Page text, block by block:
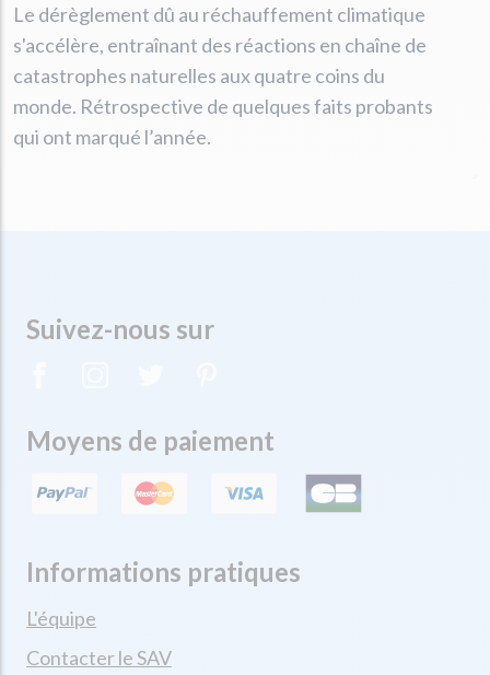
Le dérèglement dû au réchauffement climatique
s'accélère, entraînant des réactions en chaîne de
catastrophes naturelles aux quatre coins du
monde. Rétrospective de quelques faits probants
qui ont marqué l’année.
Suivez-nous sur
Moyens de paiement
Informations pratiques
L'équipe
Contacter le SAV